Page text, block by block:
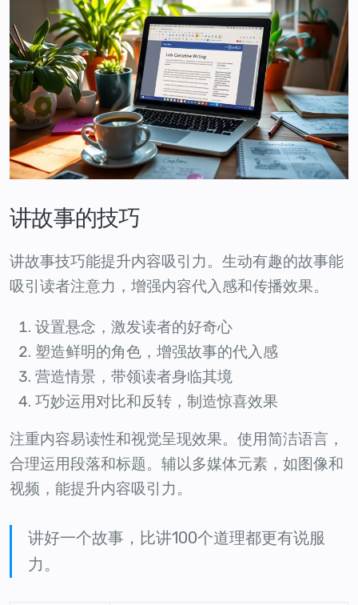
讲故事的技巧
讲故事技巧能提升内容吸引力。生动有趣的故事能
吸引读者注意力，增强内容代入感和传播效果。
设置悬念，激发读者的好奇心
塑造鲜明的角色，增强故事的代入感
营造情景，带领读者身临其境
巧妙运用对比和反转，制造惊喜效果
注重内容易读性和视觉呈现效果。使用简洁语言，
合理运用段落和标题。辅以多媒体元素，如图像和
视频，能提升内容吸引力。
讲好一个故事，比讲100个道理都更有说服
力。